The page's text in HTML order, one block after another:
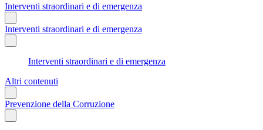
Interventi straordinari e di emergenza
Interventi straordinari e di emergenza
Interventi straordinari e di emergenza
Altri contenuti
Prevenzione della Corruzione